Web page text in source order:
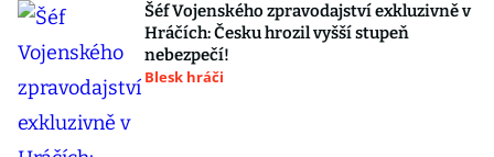
Šéf Vojenského zpravodajství exkluzivně v
Hráčích: Česku hrozil vyšší stupeň
nebezpečí!
Blesk hráči